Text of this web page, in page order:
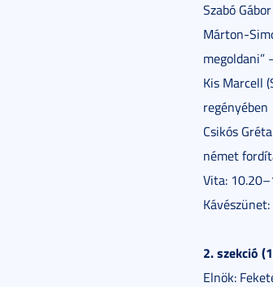
Szabó
Márton-
megoldani”
Kis Marcell
regényében
Csikós
német
Vita:
2. szekció
Elnök: